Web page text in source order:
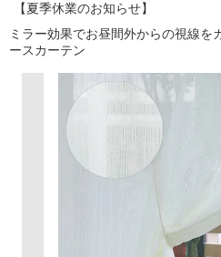
【夏季休業のお知らせ】
ミラー効果でお昼間外からの視線を
ースカーテン